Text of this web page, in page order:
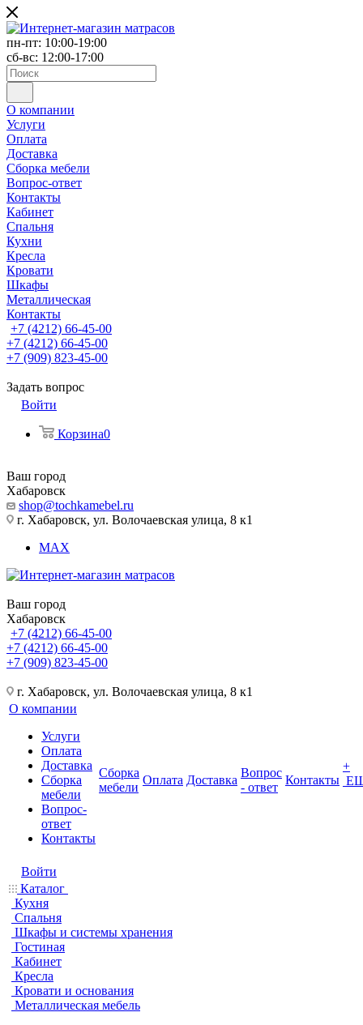
пн-пт: 10:00-19:00
сб-вс: 12:00-17:00
О компании
Услуги
Оплата
Доставка
Сборка мебели
Вопрос-ответ
Контакты
Кабинет
Спальня
Кухни
Кресла
Кровати
Шкафы
Металлическая
Контакты
+7 (4212) 66-45-00
+7 (4212) 66-45-00
+7 (909) 823-45-00
Задать вопрос
Войти
Корзина0
Ваш город
Хабаровск
shop@tochkamebel.ru
г. Хабаровск, ул. Волочаевская улица, 8 к1
MAX
Ваш город
Хабаровск
+7 (4212) 66-45-00
+7 (4212) 66-45-00
+7 (909) 823-45-00
г. Хабаровск, ул. Волочаевская улица, 8 к1
О компании
Услуги
Оплата
Доставка
Сборка
мебели
Вопрос-
ответ
Контакты
Сборка
мебели
Оплата Доставка
Вопрос
- ответ
Контакты
+
Войти
Каталог
Кухня
Спальня
Шкафы и системы хранения
Гостиная
Кабинет
Кресла
Кровати и основания
Металлическая мебель